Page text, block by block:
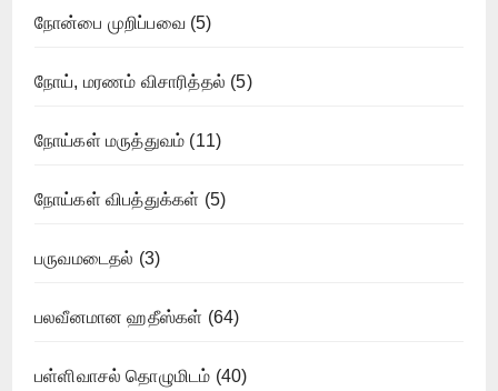
நோன்பை முறிப்பவை(5)
நோய், மரணம் விசாரித்தல் (5)
நோய்கள் மருத்துவம் (11)
நோய்கள் விபத்துக்கள் (5)
பருவமடைதல் (3)
பலவீனமான ஹதீஸ்கள் (64)
பள்ளிவாசல் தொழுமிடம் (40)